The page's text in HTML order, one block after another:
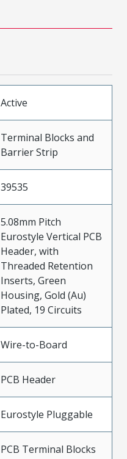
Active
Terminal Blocks and
Barrier Strip
39535
5.08mm Pitch
Eurostyle Vertical PCB
Header, with
Threaded Retention
Inserts, Green
Housing, Gold (Au)
Plated, 19 Circuits
Wire-to-Board
PCB Header
Eurostyle Pluggable
PCB Terminal Blocks